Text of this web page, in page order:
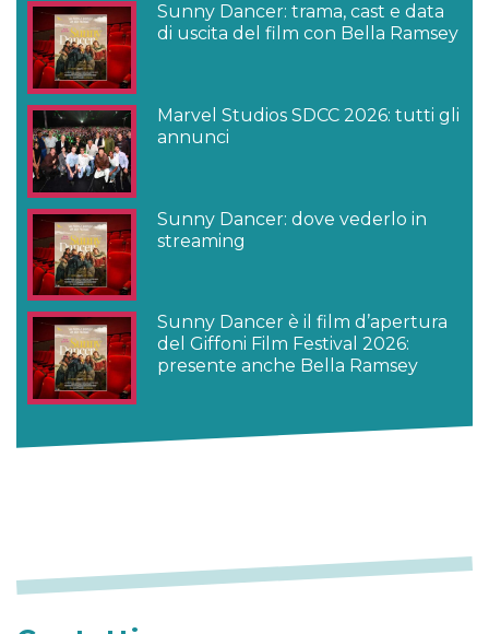
Sunny Dancer: trama, cast e data
di uscita del film con Bella Ramsey
Marvel Studios SDCC 2026: tutti gli
annunci
Sunny Dancer: dove vederlo in
streaming
Sunny Dancer è il film d’apertura
del Giffoni Film Festival 2026:
presente anche Bella Ramsey